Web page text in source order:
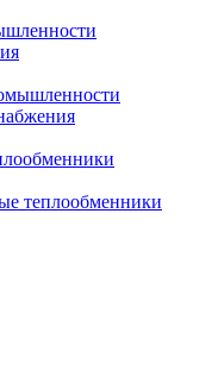
теплообменники